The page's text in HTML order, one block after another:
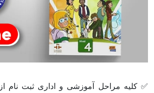
✅ کلیه مراحل آموزشی و اداری ثبت‌ نام